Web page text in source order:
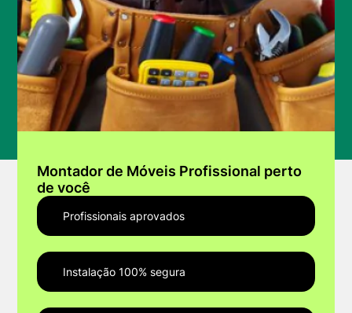
Montador de Móveis Profissional perto
de você
Profissionais aprovados
Instalação 100% segura